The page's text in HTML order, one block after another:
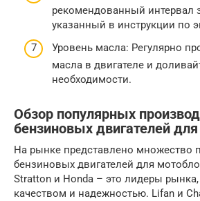
рекомендованный интервал
указанный в инструкции по
Уровень масла: Регулярно
масла в двигателе и
необходимости.
Обзор популярных
бензиновых двигателей
На рынке представлено множество
бензиновых двигателей для
Stratton и Honda – это лидеры
качеством и надежностью. Lifan и